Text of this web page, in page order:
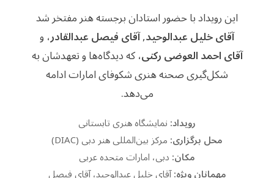
این رویداد با حضور استادان برجسته هنر مفتخر شد
آقای خلیل عبدالوحید,آقای فیصل عبدالقادر، و
آقای احمد العوضی رکنی، که دیدگاه‌ها و تعهدشان به
شکل‌گیری صحنه هنری شکوفای امارات ادامه
می‌دهد.
رویداد:نمایشگاه هنری تابستانی
محل برگزاری:مرکز بین‌المللی هنر دبی (DIAC)
مکان:دبی، امارات متحده عربی